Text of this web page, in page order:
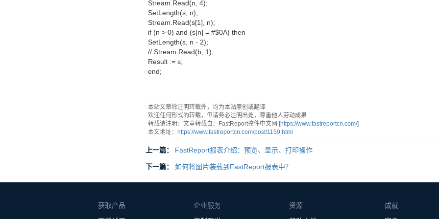
Stream.Read(n, 4);
SetLength(s, n);
Stream.Read(s[1], n);
if (n > 0) and (s[n] = #$0A) then
SetLength(s, n - 2);
// Stream.Read(b, 1);
Result := s;
end;
本站文章除注明转载外，均为本站原创或翻译
欢迎任何形式的转载，但请务必注明出处，尊重他人劳动成果
转载请注明：文章转载自：FastReport控件中文网 [https://www.fastreportcn.com/]
本文地址：
https://www.fastreportcn.com/post/1159.html
上一篇： FastReport报表介绍：预览、显示、打印操作
下一篇： 如何将图片装载到FastReport报表中？
获取产品
企业服务
资源
成就